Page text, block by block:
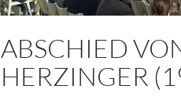
ABSCHIED
HERZINGER